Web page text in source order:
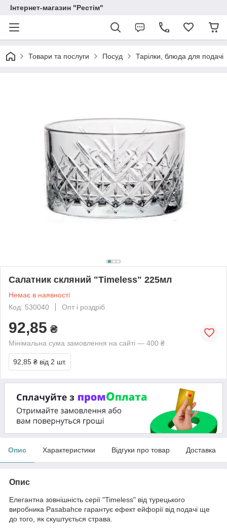
Інтернет-магазин "Рестім"
Товари та послуги Посуд Тарілки, блюда для подачі
Салатник скляний "Timeless" 225мл
Немає в наявності
Код: 530040
Опт і роздріб
92,85 ₴
Мінімальна сума замовлення на сайті — 400 ₴
92,85 ₴ від 2 шт.
Опис Характеристики Відгуки про товар Доставка
Опис
Елегантна зовнішність серії "Timeless" від турецького
виробника Pasabahce гарантує ефект ейфорії від подачі ще
до того, як скуштується страва.